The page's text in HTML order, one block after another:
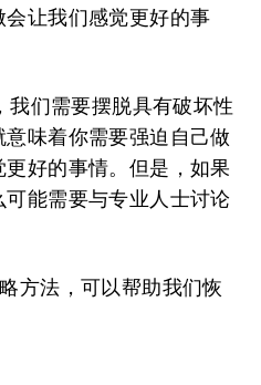
让我们感觉更好的事
我们需要摆脱具有破坏性
味着你需要强迫自己做
好的事情。但是，如果
能需要与专业人士讨论
方法，可以帮助我们恢